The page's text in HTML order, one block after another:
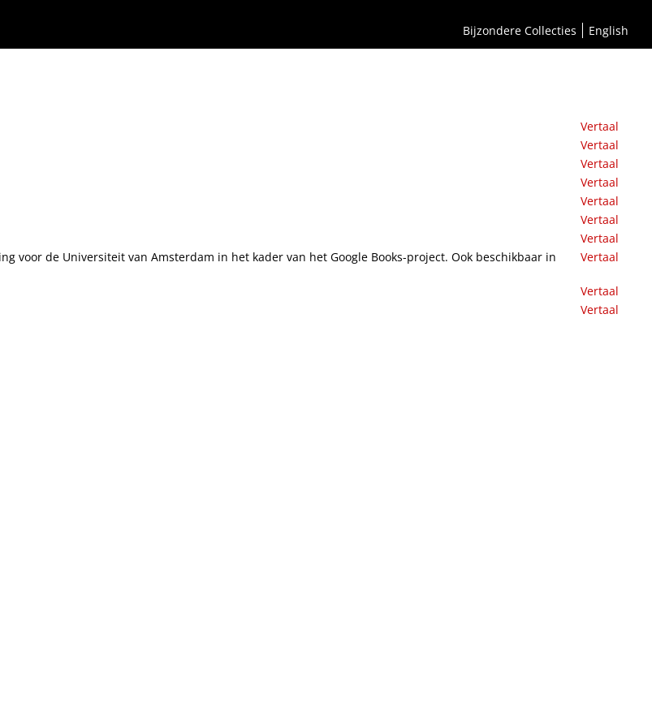
Bijzondere Collecties English
Vertaal
Vertaal
Vertaal
Vertaal
Vertaal
Vertaal
Vertaal
voor de Universiteit van Amsterdam in het kader van het Google Books-project. Ook beschikbaar in
Vertaal
Vertaal
Vertaal